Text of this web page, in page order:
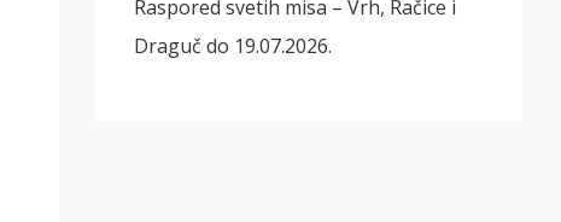
Raspored svetih misa – Vrh, Račice i
Draguč do 19.07.2026.